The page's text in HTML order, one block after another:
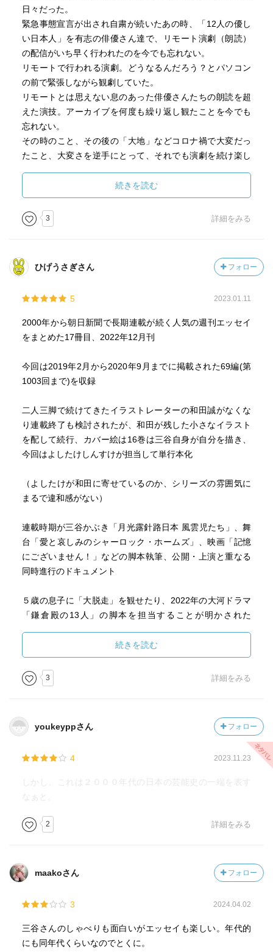
日々だった。
緊急事態宣言が出され自粛が続いたあの時、「12人の優し
い日本人」を有志の俳優さん達で、リモート演劇（朗読）
の配信がいち早く行われたのを今でも忘れない。
リモートで行われる演劇。どうなるんだろう？とパソコン
の前で緊張しながら観劇していた。
リモートとは思えない息のあった俳優さんたちの朗読を超
えた演技。アーカイブを何度も繰り返し観たことを今でも
忘れない。
その時のこと、その後の「大地」などコロナ禍で大変だっ
たこと、大変さを逆手にとって、それでも演劇を続け楽し
歌舞伎の「月光露針路日本 風雲児たち」の話も読んでい
たら観たくなったので、ついBlu-rayを購入してしまった。
なのだということがヒシヒシと伝わってくる。
続きを読む
3 詳細をみる
ひげうさぎさん フォロー
5 2023.01.11
2000年から朝日新聞で長期連載が続く人気の週刊エッセイ
をまとめた17冊目、2022年12月刊
今回は2019年2月から2020年9月までに掲載された69編(第
1003回まで)を収録
二人三脚で続けてきたイラストレーターの和田誠がなくな
り連載終了も検討されたが、和田が残した小さなイラスト
を配して続行、カバー絵は16巻は三谷自身が自分を描き、
今回はよしたけしんすけが担当して単行本化
（よしたけが和田に寄せているのか、シリーズの雰囲気に
まるで違和感がない）
連載時期が三谷かぶき「月光露針路日本 風雲児たち」、舞
台「愛と哀しみのシャーロック・ホームズ」、映画「記憶
にございません！」などの脚本執筆、公開・上演と重なる
同時進行のドキュメント
５歳の息子に「大脱走」を観せたり、2022年の大河ドラマ
「鎌倉殿の13人」の脚本を担当することが明かされた
鎖、公演中止という“未曾有の出来事”に見舞われた演劇人の
苦悩と決断まで、3ページのエッセイに興味は尽きない
小説版「古畑任三郎」の特別小説「一瞬の過ち」も読める
続きを読む
3 詳細をみる
youkeyppさん フォロー
4 2023.11.23
しかし、これは２０００年代の日本の芸能史の一端を表す
なぁと。
2 詳細をみる
maakoさん フォロー
3 2024.04.02
三谷さんのしゃべりも面白いがエッセイも楽しい。年代的
にも同年代くらいなのでとくに。